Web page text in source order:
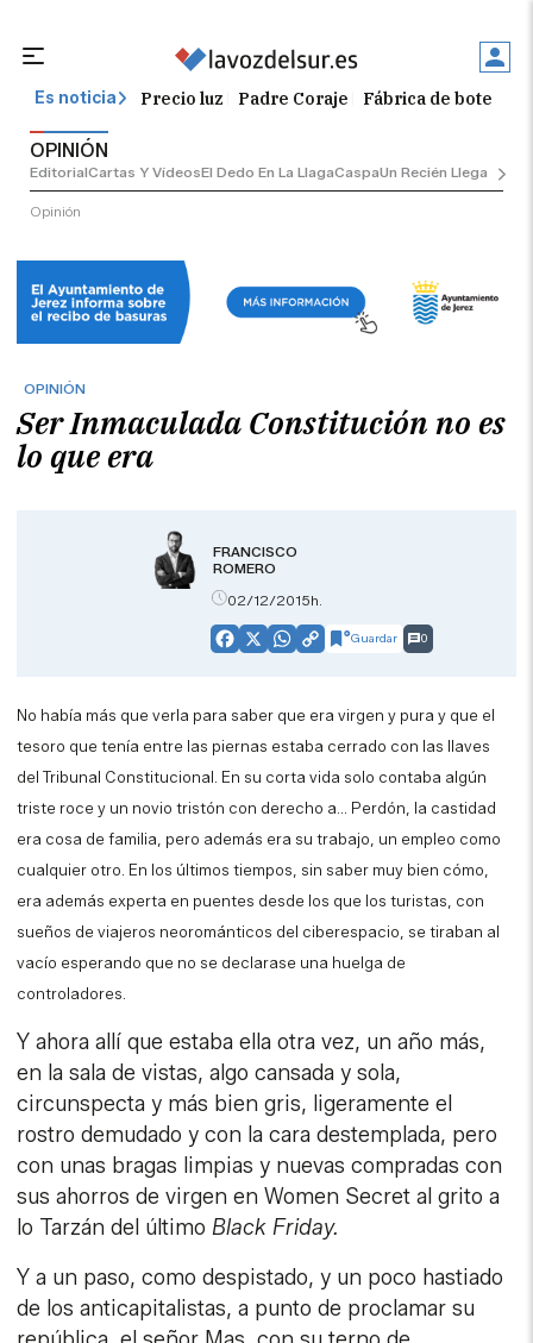
Es noticia Precio luz Padre Coraje Fábrica de botellas
OPINIÓN
EditorialCartas Y VídeosEl Dedo En La LlagaCaspaUn Recién Llegado
Opinión
OPINIÓN
Ser Inmaculada Constitución no es
lo que era
FRANCISCO
ROMERO
02/12/2015h.
Facebook
X WhatsApp
CopyGuardar 0
No había más que verla para saber que era virgen y pura y que el
tesoro que tenía entre las piernas estaba cerrado con las llaves
del Tribunal Constitucional. En su corta vida solo contaba algún
triste roce y un novio tristón con derecho a… Perdón, la castidad
era cosa de familia, pero además era su trabajo, un empleo como
cualquier otro. En los últimos tiempos, sin saber muy bien cómo,
era además experta en puentes desde los que los turistas, con
sueños de viajeros neorománticos del ciberespacio, se tiraban al
vacío esperando que no se declarase una huelga de
controladores.
Y ahora allí que estaba ella otra vez, un año más,
en la sala de vistas, algo cansada y sola,
circunspecta y más bien gris, ligeramente el
rostro demudado y con la cara destemplada, pero
con unas bragas limpias y nuevas compradas con
sus ahorros de virgen en Women Secret al grito a
lo Tarzán del últimoBlack Friday.
Y a un paso, como despistado, y un poco hastiado
de los anticapitalistas, a punto de proclamar su